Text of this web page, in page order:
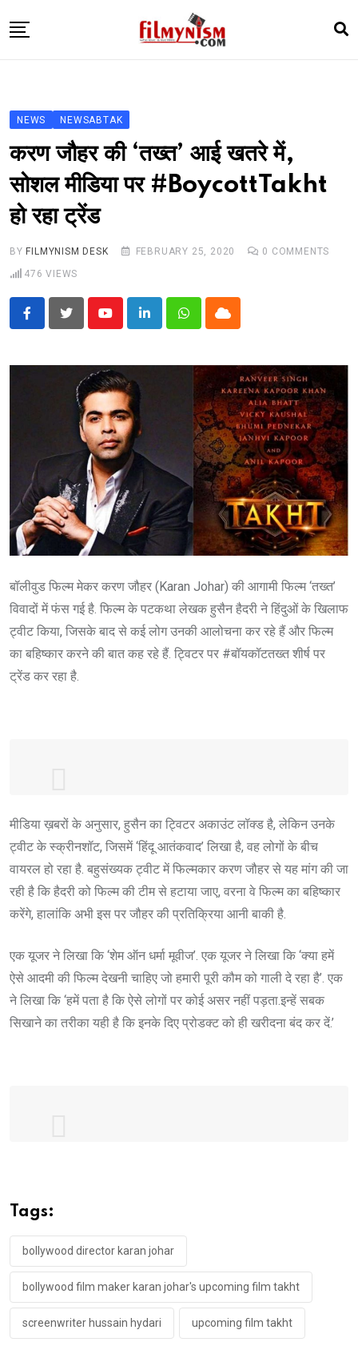
to
TELEVISION
BHOJPURI
NEWS ABTAK
STARRY SIDES
MORE
NEWS NEWSABTAK
करण जौहर की ‘तख्त’ आई खतरे में,
सोशल मीडिया पर #BoycottTakht
हो रहा ट्रेंड
BY FILMYNISM DESK FEBRUARY 25, 2020 0 COMMENTS
476 VIEWS
YoutubeLinkedInWhatsappCloud
बॉलीवुड फिल्म मेकर करण जौहर (Karan Johar) की आगामी फिल्म ‘तख्त’
विवादों में फंस गई है. फिल्म के पटकथा लेखक हुसैन हैदरी ने हिंदुओं के खिलाफ
ट्वीट किया, जिसके बाद से कई लोग उनकी आलोचना कर रहे हैं और फिल्म
का बहिष्कार करने की बात कह रहे हैं. ट्विटर पर #बॉयकॉटतख्त शीर्ष पर
ट्रेंड कर रहा है.
#BoycottTakht
Shame on you
@karanjohar
https://t.co/pBubr04XcZ
— Tushar Jain (@tusharjain2010)
February 24, 2020
मीडिया ख़बरों के अनुसार, हुसैन का ट्विटर अकाउंट लॉक्ड है, लेकिन उनके
ट्वीट के स्क्रीनशॉट, जिसमें ‘हिंदू आतंकवाद’ लिखा है, वह लोगों के बीच
वायरल हो रहा है. बहुसंख्यक ट्वीट में फिल्मकार करण जौहर से यह मांग की जा
रही है कि हैदरी को फिल्म की टीम से हटाया जाए, वरना वे फिल्म का बहिष्कार
करेंगे, हालांकि अभी इस पर जौहर की प्रतिक्रिया आनी बाकी है.
एक यूजर ने लिखा कि ‘शेम ऑन धर्मा मूवीज’. एक यूजर ने लिखा कि ‘क्या हमें
ऐसे आदमी की फिल्म देखनी चाहिए जो हमारी पूरी कौम को गाली दे रहा है’. एक
ने लिखा कि ‘हमें पता है कि ऐसे लोगों पर कोई असर नहीं पड़ता.इन्हें सबक
सिखाने का तरीका यही है कि इनके दिए प्रोडक्ट को ही खरीदना बंद कर दें.’
@karanjohar
— Elite Person✨ (@RetweetLikeAcc1)
February 24, 2020
Tags:
bollywood director karan johar
bollywood film maker karan johar's upcoming film takht
screenwriter hussain hydari upcoming film takht